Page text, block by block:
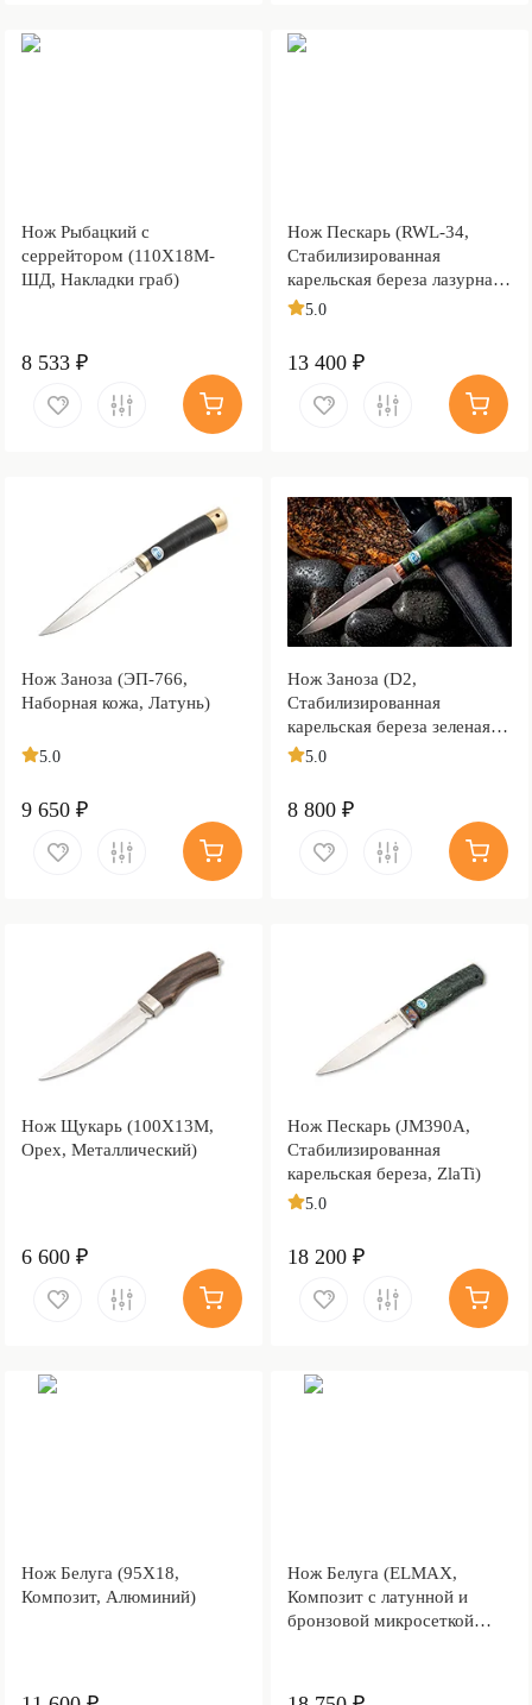
Нож Рыбацкий с
серрейтором (110Х18М-
ШД, Накладки граб)
8 533 ₽
Нож Пескарь (RWL-34,
Стабилизированная
карельская береза лазурная,
Латунь, Обработка клинка
5.0
13 400 ₽
Нож Заноза (ЭП-766,
Наборная кожа, Латунь)
5.0
9 650 ₽
Нож Заноза (D2,
Стабилизированная
карельская береза зеленая,
Медь)
5.0
8 800 ₽
Нож Щукарь (100Х13М,
Орех, Металлический)
6 600 ₽
Нож Пескарь (JM390A,
Стабилизированная
карельская береза, ZlaTi)
5.0
18 200 ₽
Нож Белуга (95Х18,
Композит, Алюминий)
Нож Белуга (ELMAX,
Композит с латунной и
бронзовой микросеткой